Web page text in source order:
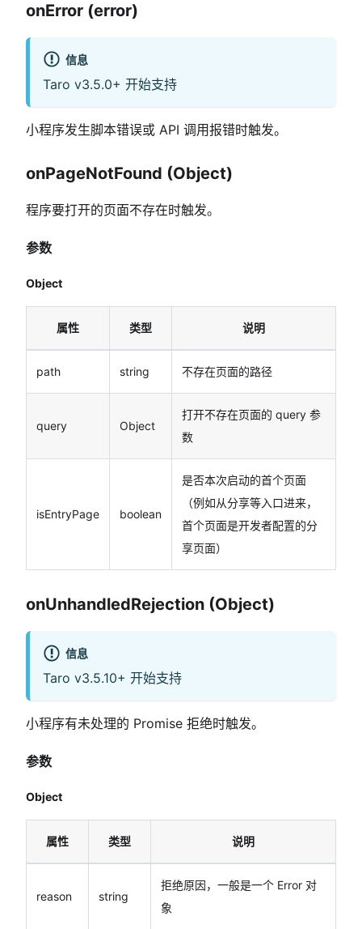
onError (error)
信息
Taro v3.5.0+ 开始支持
小程序发生脚本错误或 API 调用报错时触发。
onPageNotFound (Object)
程序要打开的页面不存在时触发。
参数
Object
属性 类型 说明
path string 不存在页面的路径
query Object
打开不存在页面的 query 参
数
isEntryPage boolean
是否本次启动的首个页面
（例如从分享等入口进来，
首个页面是开发者配置的分
享页面）
onUnhandledRejection (Object)
信息
Taro v3.5.10+ 开始支持
小程序有未处理的 Promise 拒绝时触发。
参数
Object
属性 类型 说明
reason string
拒绝原因，一般是一个 Error 对
象